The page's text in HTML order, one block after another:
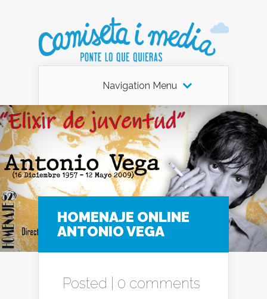
Navigation Menu
HOMENAJE ONLINE
ANTONIO VEGA
Posted | 0 comments